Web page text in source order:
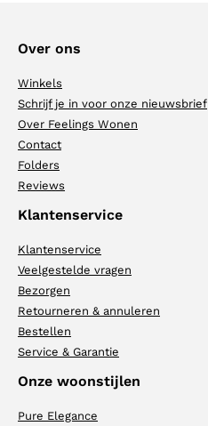
Over ons
Winkels
Schrijf je in voor onze nieuwsbrief
Over Feelings Wonen
Contact
Folders
Reviews
Klantenservice
Klantenservice
Veelgestelde vragen
Bezorgen
Retourneren & annuleren
Bestellen
Service & Garantie
Onze woonstijlen
Pure Elegance